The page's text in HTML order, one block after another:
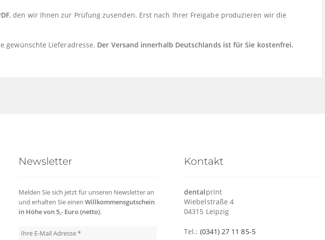
, den wir Ihnen zur Prüfung zusenden. Erst nach Ihrer Freigabe produzieren wir die
gewünschte Lieferadresse. Der Versand innerhalb Deutschlands ist für Sie kostenfrei.
Newsletter
Melden Sie sich jetzt für unseren Newsletter an
und erhalten Sie einen Willkommensgutschein
in Höhe von 5,- Euro (netto).
Kontakt
dentalprint
Wiebelstraße 4
04315 Leipzig
Tel.: (0341) 27 11 85-5